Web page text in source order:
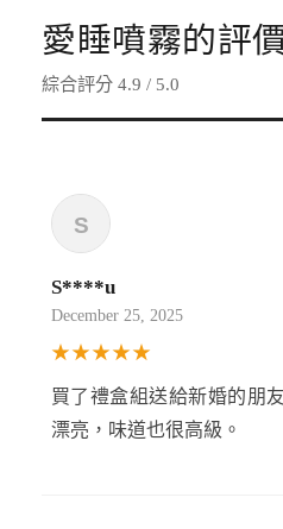
愛睡噴霧的評
綜合評分 4.9 / 5.0
S****u
December 25, 2025
★★★★★
買了禮盒組送給新婚的朋
漂亮，味道也很高級。